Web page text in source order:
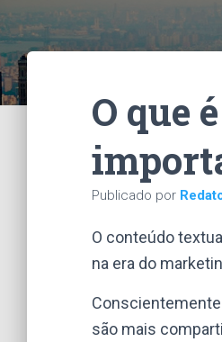
O que
Publicado por
O conteúdo
na era do
são mais